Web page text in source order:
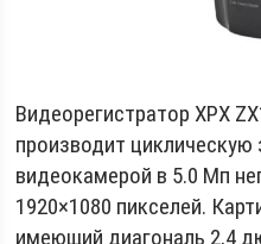
Видеорегистратор XPX
производит циклическую
видеокамерой в 5.0 Мп
1920×1080 пикселей.
имеющий диагональ 2,4